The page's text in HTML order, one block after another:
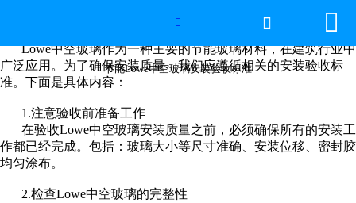
网站首页
世界杯官方网页版
新闻中心

节能Lowe中空玻璃安装验收标准
 
节能Lowe中空玻璃安装验收标准
Lowe中空玻璃作为一种主要的节能玻璃材料，在建筑行业中
广泛应用。为了确保安装质量，我们应遵循相关的安装验收标
准。下面是具体内容：
1.注意验收前准备工作
在验收Lowe中空玻璃安装质量之前，必须确保所有的安装工
作都已经完成。包括：玻璃大小等尺寸准确、安装位移、密封胶
均匀涂布。
2.检查Lowe中空玻璃的完整性